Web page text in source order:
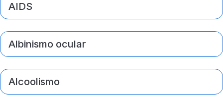
AIDS
Albinismo ocular
Alcoolismo